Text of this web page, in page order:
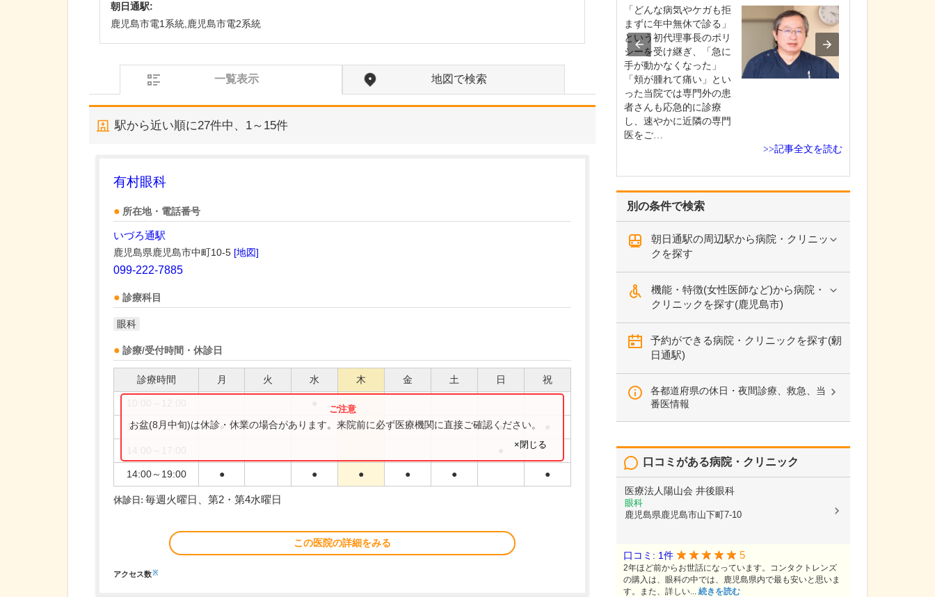
朝日通駅:
鹿児島市電1系統,鹿児島市電2系統
一覧表示 地図で検索
駅から近い順に27件中、 1～15件
有村眼科
所在地・電話番号
いづろ通駅
鹿児島県鹿児島市中町10-5 [地図]
099-222-7885
診療科目
眼科
診療/受付時間・休診日
診療時間 月 火 水 木 金 土 日 祝
10:00～13:00 ● ● ● ● ●
14:00～19:00 ● ● ● ● ● ●
お盆(8月中旬)は休診・休業の場合があります。来院前に必ず医療機関に直接ご確認ください。
×閉じる
休診日: 毎週火曜日、第2・第4水曜日
この医院の詳細をみる
アクセス数※
別の条件で検索
朝日通駅の周辺駅から病院・クリニッ
クを探す
機能・特徴(女性医師など)から病院・
クリニックを探す(鹿児島市)
予約ができる病院・クリニックを探す(朝
日通駅)
各都道府県の休日・夜間診療、救急、当
番医情報
口コミがある病院・クリニック
医療法人陽山会 井後眼科
眼科
鹿児島県鹿児島市山下町7-10
口コミ: 1件 5
2年ほど前からお世話になっています。コンタクトレンズ
の購入は、眼科の中では、鹿児島県内で最も安いと思いま
す。また、詳しい... 続きを読む
っていたのですが、その
先生の治療を受けたこと
で認識が変わりました。
子どもにとって歯科医院
「どんな病気やケガも拒
まずに年中無休で診る」
という初代理事長のポリ
シーを受け継ぎ、「急に
手が動かなくなった」
「頬が腫れて痛い」とい
った当院では専門外の患
者さんも応急的に診療
し、速やかに近隣の専門
医をご…
>>記事全文を読む